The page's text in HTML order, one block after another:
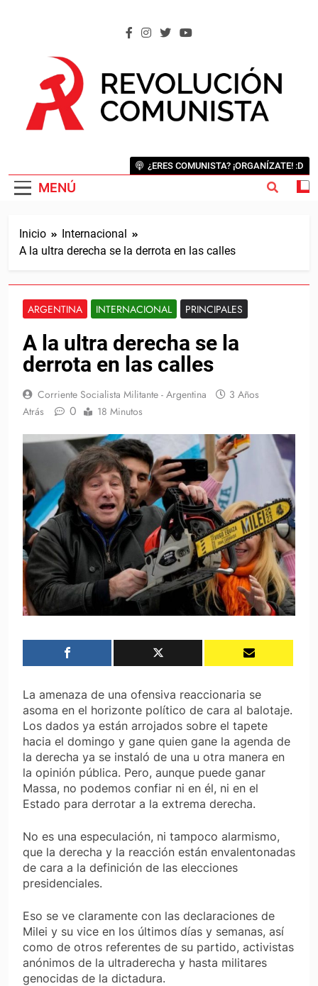
MENÚ
¿ERES COMUNISTA? ¡ORGANÍZATE! :D
Inicio
Internacional
A la ultra derecha se la derrota en las calles
ARGENTINA INTERNACIONAL PRINCIPALES
A la ultra derecha se la
derrota en las calles
Corriente Socialista Militante - Argentina
3 Años
Atrás
0 18 Minutos
La amenaza de una ofensiva reaccionaria se
asoma en el horizonte político de cara al balotaje.
Los dados ya están arrojados sobre el tapete
hacia el domingo y gane quien gane la agenda de
la derecha ya se instaló de una u otra manera en
la opinión pública. Pero, aunque puede ganar
Massa, no podemos confiar ni en él, ni en el
Estado para derrotar a la extrema derecha.
No es una especulación, ni tampoco alarmismo,
que la derecha y la reacción están envalentonadas
de cara a la definición de las elecciones
presidenciales.
Eso se ve claramente con las declaraciones de
Milei y su vice en los últimos días y semanas, así
como de otros referentes de su partido, activistas
anónimos de la ultraderecha y hasta militares
genocidas de la dictadura.